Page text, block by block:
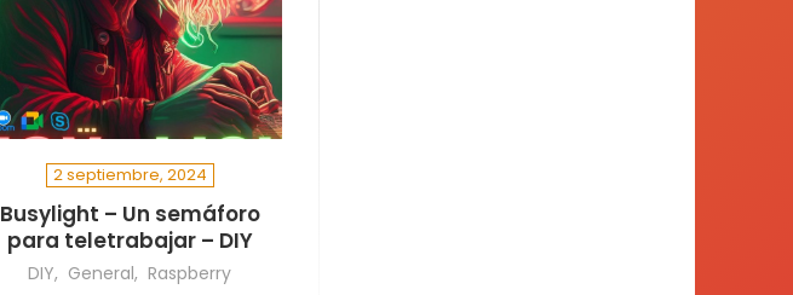
2 septiembre, 2024
Busylight – Un semáforo
para teletrabajar – DIY
DIY General Raspberry